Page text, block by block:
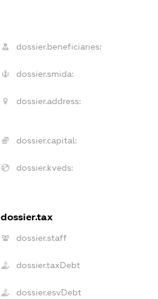
dossier.beneficiaries:
dossier.smida:
dossier.address:
dossier.capital:
dossier.kveds:
dossier.tax
dossier.staff
dossier.taxDebt
dossier.esvDebt